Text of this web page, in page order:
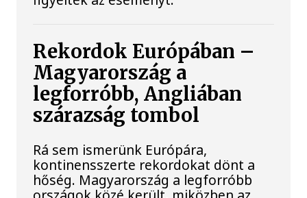
Rekordok Európában –
Magyarország a
legforróbb, Angliában
szárazság tombol
Rá sem ismerünk Európára,
kontinensszerte rekordokat dönt a
hőség. Magyarország a legforróbb